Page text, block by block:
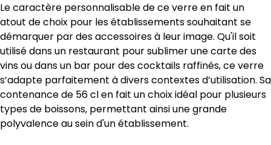
Le caractère personnalisable de ce verre en fait un
atout de choix pour les établissements souhaitant se
démarquer par des accessoires à leur image. Qu'il soit
utilisé dans un restaurant pour sublimer une carte des
vins ou dans un bar pour des cocktails raffinés, ce verre
s’adapte parfaitement à divers contextes d’utilisation. Sa
contenance de 56 cl en fait un choix idéal pour plusieurs
types de boissons, permettant ainsi une grande
polyvalence au sein d'un établissement.